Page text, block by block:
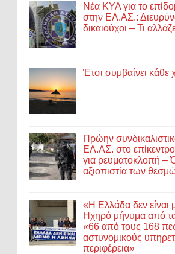
Νέα ΚΥΑ για το
στην ΕΛ.ΑΣ.:
δικαιούχοι – Τι
Έτσι συμβαίνει
Πρώην
ΕΛ.ΑΣ. στο
για ρευματοκλοπή –
αξιοπιστία των
«Η Ελλάδα δεν είναι
Ηχηρό μήνυμα από
«66 από τους 168
αστυνομικούς
περιφέρεια»